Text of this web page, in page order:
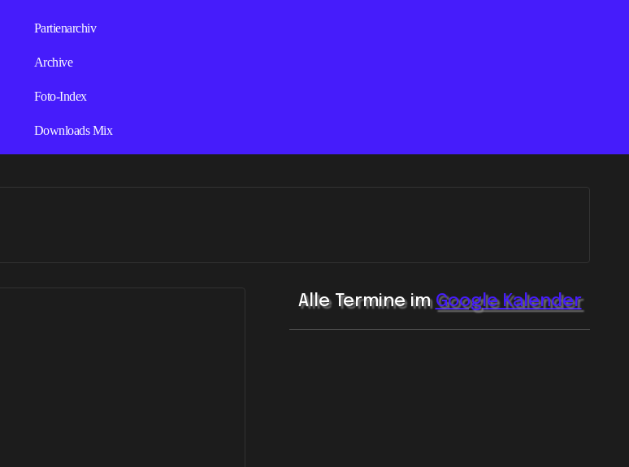
Partienarchiv
Archive
Foto-Index
Downloads Mix
Alle Termine im Google Kalender